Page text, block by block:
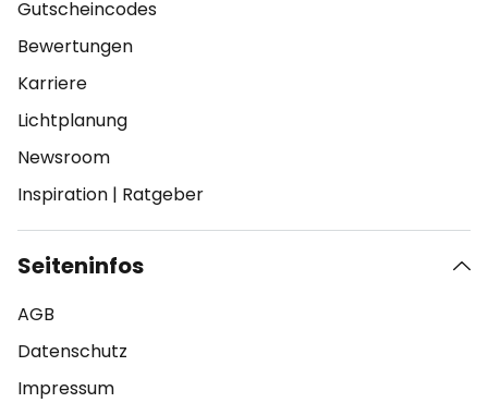
Gutscheincodes
Bewertungen
Karriere
Lichtplanung
Newsroom
Inspiration | Ratgeber
Seiteninfos
AGB
Datenschutz
Impressum